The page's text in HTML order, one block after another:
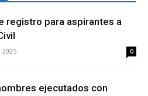
registro para aspirantes a
0
ejecutados con